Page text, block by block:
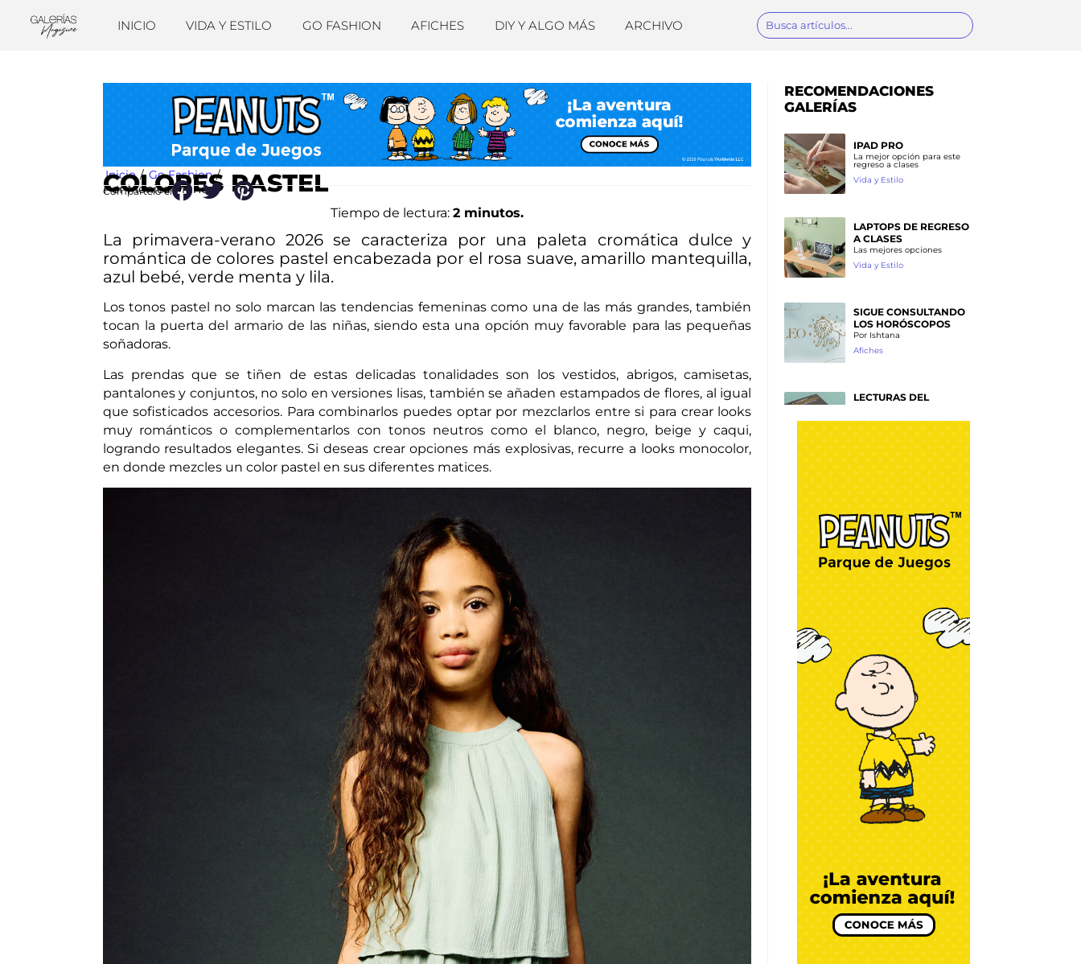
INICIO VIDA Y ESTILO GO FASHION AFICHES DIY Y ALGO MÁS ARCHIVO
Inicio / Go Fashion /
COLORES PASTEL
Por Mónica Muñoz
Compártelo en:
Tiempo de lectura: 2 minutos.
La primavera-verano 2026 se caracteriza por una paleta cromática dulce y
romántica de colores pastel encabezada por el rosa suave, amarillo mantequilla,
azul bebé, verde menta y lila.
Los tonos pastel no solo marcan las tendencias femeninas como una de las más grandes, también
tocan la puerta del armario de las niñas, siendo esta una opción muy favorable para las pequeñas
soñadoras.
Las prendas que se tiñen de estas delicadas tonalidades son los vestidos, abrigos, camisetas,
pantalones y conjuntos, no solo en versiones lisas, también se añaden estampados de flores, al igual
que sofisticados accesorios. Para combinarlos puedes optar por mezclarlos entre si para crear looks
muy románticos o complementarlos con tonos neutros como el blanco, negro, beige y caqui,
logrando resultados elegantes. Si deseas crear opciones más explosivas, recurre a looks monocolor,
en donde mezcles un color pastel en sus diferentes matices.
RECOMENDACIONES
GALERÍAS
IPAD PRO
La mejor opción para este
regreso a clases
Vida y Estilo
LAPTOPS DE REGRESO
A CLASES
Las mejores opciones
Vida y Estilo
SIGUE CONSULTANDO
LOS HORÓSCOPOS
Por Ishtana
Afiches
LECTURAS DEL
Títulos para entender tu
mente
Afiches
SAM SMITH: HAZEL
EYES
Un nuevo y emotivo disco
sobre NY
Afiches
RAYAS COLORIDAS
Por Mónica Muñoz
Go Fashion
WRAPOLLO
Por Chef Christian Lima
DIY y Algo más
WRAP DE PAVO EN
CREMOSO DE
AGUACATE
Por Chef Daniel Zárate
DIY y Algo más
BATIDO DE YOGUR
GRIEGO
Por Chef Daniel Zárate
DIY y Algo más